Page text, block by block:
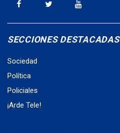
SECCIONES DESTACADAS
Sociedad
Política
Policiales
¡Arde Tele!